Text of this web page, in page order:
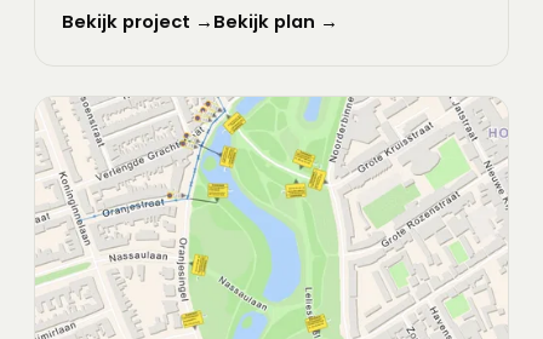
Bekijk project → Bekijk plan →